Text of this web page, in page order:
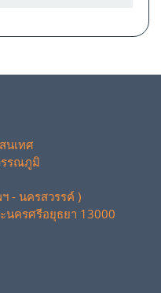
นเทศ
รรณภูมิ
- นครสวรรค์ )
นครศรีอยุธยา 13000